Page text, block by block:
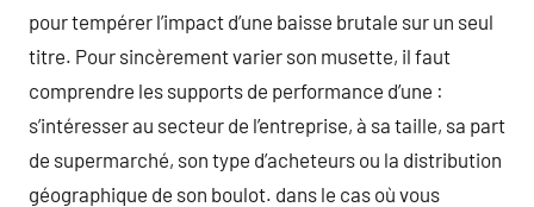
pour tempérer l’impact d’une baisse brutale sur un seul
titre. Pour sincèrement varier son musette, il faut
comprendre les supports de performance d’une :
s’intéresser au secteur de l’entreprise, à sa taille, sa part
de supermarché, son type d’acheteurs ou la distribution
géographique de son boulot. dans le cas où vous